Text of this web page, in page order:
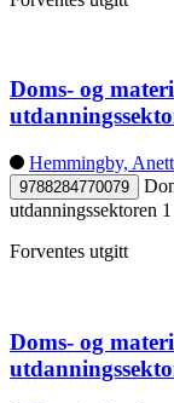
Doms- og
Hemmingby,
9788284770079
utdanningssektoren 1
Forventes utgitt
Doms- og